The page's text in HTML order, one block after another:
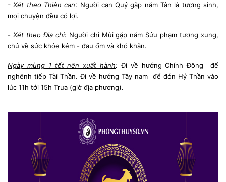
-Xét theo Thiên can: Người can Quý gặp năm Tân là tương sinh,
mọi chuyện đều có lợi.
- Xét theo Địa chi: Người chi Mùi gặp năm Sửu phạm tương xung,
chủ về sức khỏe kém - đau ốm và khó khăn.
Ngày mùng 1 tết nên xuất hành: Đi về hướng Chính Đông để
nghênh tiếp Tài Thần. Đi về hướng Tây nam để đón Hỷ Thần vào
lúc 11h tới 15h Trưa (giờ địa phương).